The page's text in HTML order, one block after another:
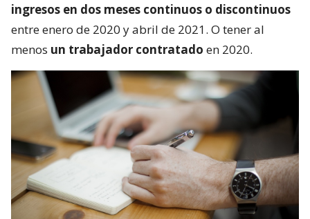
ingresos en dos meses continuos o discontinuos
entre enero de 2020 y abril de 2021. O tener al
menos un trabajador contratado en 2020.